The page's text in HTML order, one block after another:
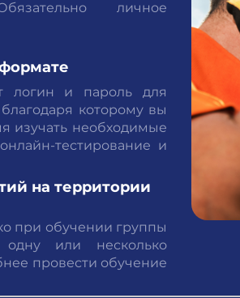
личное
логин и пароль для
которому вы
изучать необходимые
тестирование и
на территории
при обучении группы
одну или несколько
провести обучение